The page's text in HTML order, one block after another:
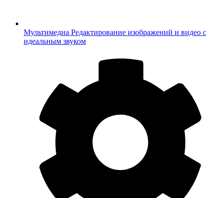
Мультимедиа Редактирование изображений и видео с
идеальным звуком